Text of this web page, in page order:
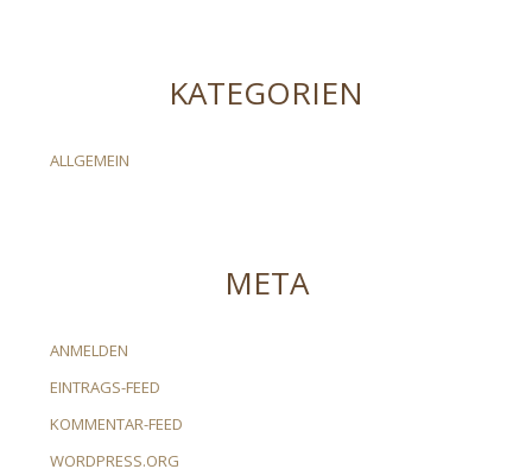
KATEGORIEN
ALLGEMEIN
META
ANMELDEN
EINTRAGS-FEED
KOMMENTAR-FEED
WORDPRESS.ORG